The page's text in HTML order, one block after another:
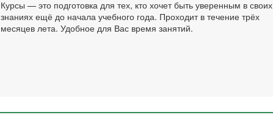
Курсы — это подготовка для тех, кто хочет быть уверенным в своих
знаниях ещё до начала учебного года. Проходит в течение трёх
месяцев лета. Удобное для Вас время занятий.